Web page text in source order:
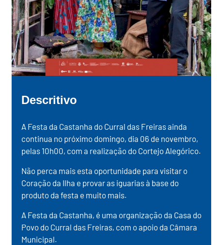
Descritivo
A Festa da Castanha do Curral das Freiras ainda
continua no próximo domingo, dia 06 de novembro,
pelas 10h00, com a realização do Cortejo Alegórico.
Não perca mais esta oportunidade para visitar o
Coração da Ilha e provar as iguarias à base do
produto da festa e muito mais.
A Festa da Castanha, é uma organização da Casa do
Povo do Curral das Freiras, com o apoio da Câmara
Municipal.